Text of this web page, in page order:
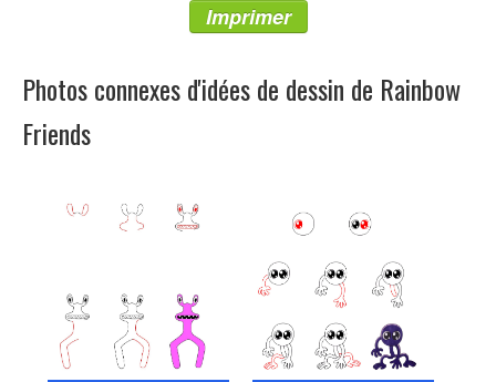
Imprimer
Photos connexes d'idées de dessin de Rainbow
Friends